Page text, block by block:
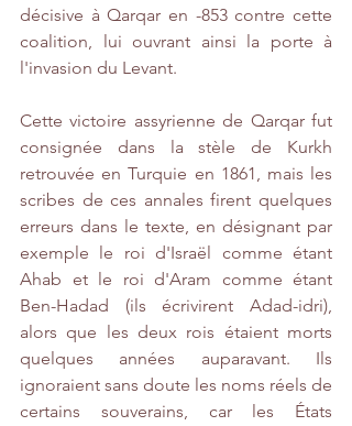
décisive à Qarqar en -853 contre cette
coalition, lui ouvrant ainsi la porte à
l'invasion du Levant.
Cette victoire assyrienne de Qarqar fut
consignée dans la stèle de Kurkh
retrouvée en Turquie en 1861, mais les
scribes de ces annales firent quelques
erreurs dans le texte, en désignant par
exemple le roi d'Israël comme étant
Ahab et le roi d'Aram comme étant
Ben-Hadad (ils écrivirent Adad-idri),
alors que les deux rois étaient morts
quelques années auparavant. Ils
ignoraient sans doute les noms réels de
certains souverains, car les États